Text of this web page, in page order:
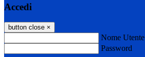
Accedi
button close ×
Nome Utente
Password